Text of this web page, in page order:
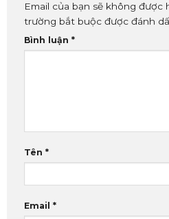
Email của bạn sẽ không được
trường bắt buộc được đánh
Bình luận *
Tên *
Email *